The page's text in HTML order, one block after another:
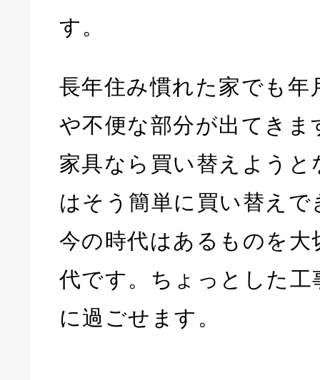
す。
長年住み慣れた家でも年
や不便な部分が出てきま
家具なら買い替えよう
はそう簡単に買い替え
今の時代はあるものを大
代です。ちょっとした工
に過ごせます。